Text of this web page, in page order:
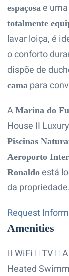
espaçosa e uma
totalmente
lavar loiça, é
o conforto
dispõe de
cama para
A Marina do
House II
Piscinas
Aeroporto
Ronaldo está
da propriedade.
Request
Amenities
WiFi TV
Heated